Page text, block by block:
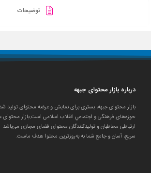
توضیحات
درباره بازار محتوای جبهه
بازار محتوای جبهه، بستری برای نمایش و عرضه محتوای تولید
حوزه‌های فرهنگی و اجتماعیِ انقلاب اسلامی است.بازار محتوای
ارتباطی مخاطبان و تولید‌کنندگان محتوای فضای مجازی
سریع، آسان و جامع شما به به‌روزترین محتوا هدف ماست.